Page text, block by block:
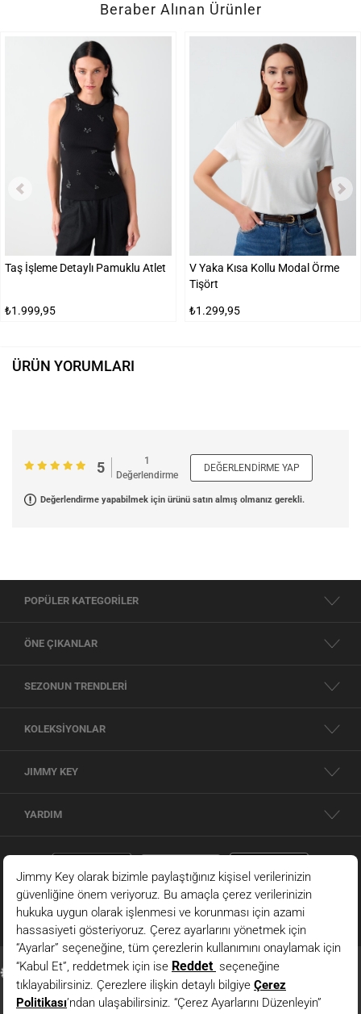
Beraber Alınan Ürünler
Taş İşleme Detaylı Pamuklu Atlet
₺1.999,95
V Yaka Kısa Kollu Modal Örme
Tişört
₺1.299,95
ÜRÜN YORUMLARI
5
1
Değerlendirme
DEĞERLENDIRME YAP
Değerlendirme yapabilmek için ürünü satın almış olmanız gerekli.
POPÜLER KATEGORİLER
ÖNE ÇIKANLAR
SEZONUN TRENDLERİ
KOLEKSİYONLAR
JIMMY KEY
YARDIM